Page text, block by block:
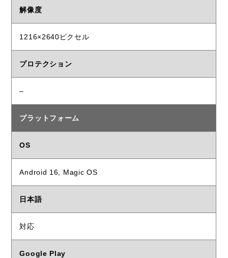
解像度
1216×2640ピクセル
プロテクション
–
プラットフォーム
OS
Android 16, Magic OS
日本語
対応
Google Play